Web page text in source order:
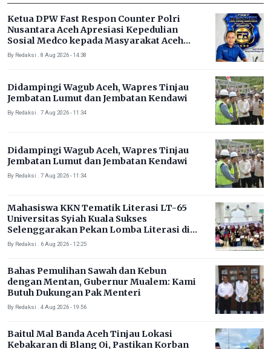
Ketua DPW Fast Respon Counter Polri
Nusantara Aceh Apresiasi Kepedulian
Sosial Medco kepada Masyarakat Aceh
Timur
By Redaksi . 8 Aug 2026 - 14:38
Didampingi Wagub Aceh, Wapres Tinjau
Jembatan Lumut dan Jembatan Kendawi
By Redaksi . 7 Aug 2026 - 11:34
Didampingi Wagub Aceh, Wapres Tinjau
Jembatan Lumut dan Jembatan Kendawi
By Redaksi . 7 Aug 2026 - 11:34
Mahasiswa KKN Tematik Literasi LT-65
Universitas Syiah Kuala Sukses
Selenggarakan Pekan Lomba Literasi di
Gampong Rhieng Blang
By Redaksi . 6 Aug 2026 - 12:25
Bahas Pemulihan Sawah dan Kebun
dengan Mentan, Gubernur Mualem: Kami
Butuh Dukungan Pak Menteri
By Redaksi . 4 Aug 2026 - 19:56
Baitul Mal Banda Aceh Tinjau Lokasi
Kebakaran di Blang Oi, Pastikan Korban